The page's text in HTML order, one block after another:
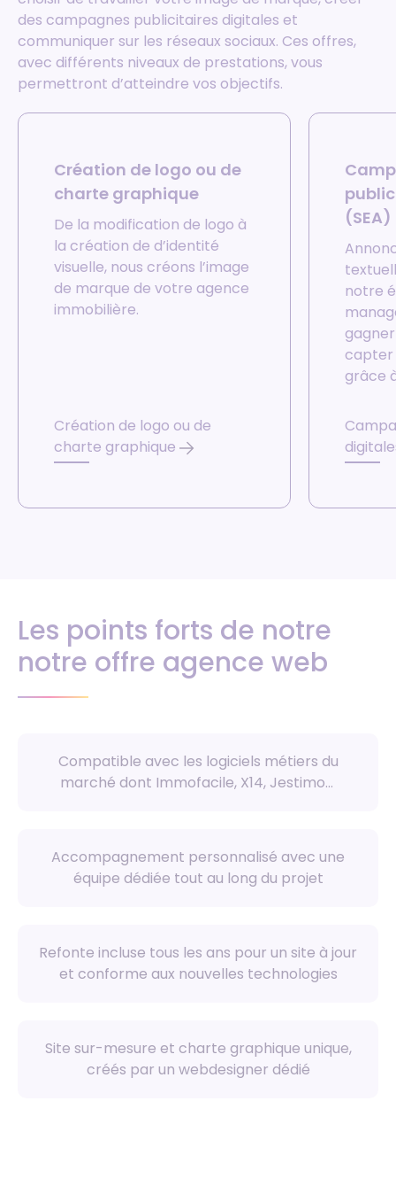
des campagnes publicitaires digitales et
communiquer sur les réseaux sociaux. Ces offres,
avec différents niveaux de prestations, vous
permettront d’atteindre vos objectifs.
Création de logo ou de
charte graphique
De la modification de logo à
la création de d’identité
visuelle, nous créons l’image
de marque de votre agence
immobilière.
Création de logo ou de
charte graphique
(SEA)
notre
capter
grâce
Les points forts de notre
notre offre agence web
Compatible avec les logiciels métiers du
marché dont Immofacile, X14, Jestimo…
Accompagnement personnalisé avec une
équipe dédiée tout au long du projet
Refonte incluse tous les ans pour un site à jour
et conforme aux nouvelles technologies
Site sur-mesure et charte graphique unique,
créés par un webdesigner dédié